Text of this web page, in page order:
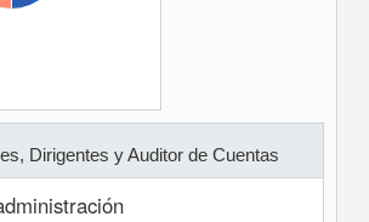
Dirigentes y Auditor de Cuentas